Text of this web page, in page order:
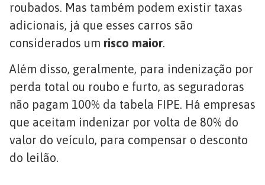
roubados. Mas também podem existir taxas
adicionais, já que esses carros são
considerados um risco maior.
Além disso, geralmente, para indenização por
perda total ou roubo e furto, as seguradoras
não pagam 100% da tabela FIPE. Há empresas
que aceitam indenizar por volta de 80% do
valor do veículo, para compensar o desconto
do leilão.